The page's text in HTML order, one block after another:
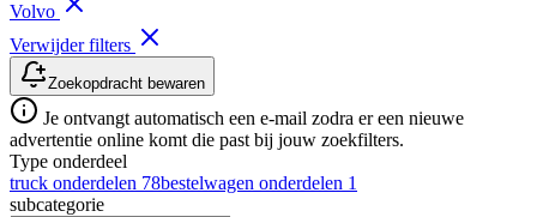
Volvo
Verwijder filters
Zoekopdracht bewaren
Je ontvangt automatisch een e-mail zodra er een nieuwe
advertentie online komt die past bij jouw zoekfilters.
Type onderdeel
truck onderdelen 78bestelwagen onderdelen 1
subcategorie